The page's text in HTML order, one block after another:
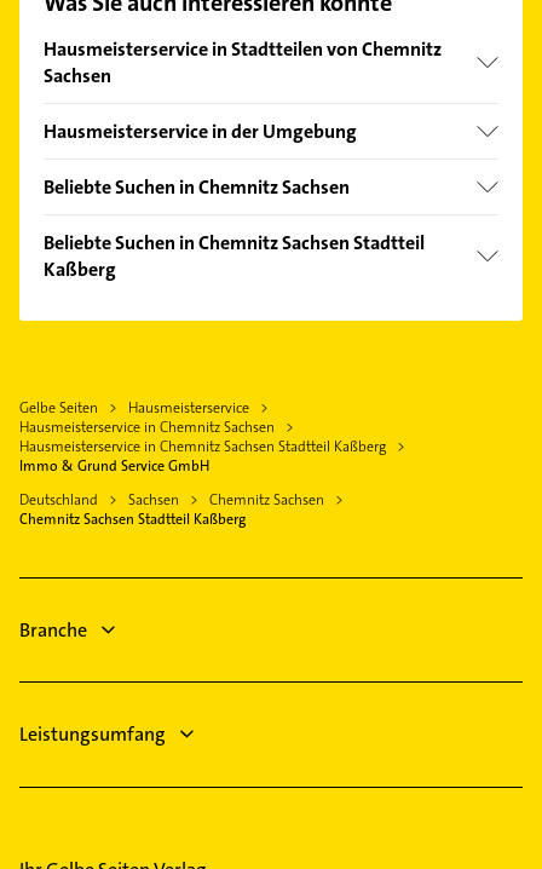
finden Sie alleKontaktdaten.
Hausmeisterservice in Stadtteilen von Chemnitz
Sachsen
Altendorf
Borna-Heinersdorf
Helbersdorf
Lutherviertel
Morgenleite
Siegmar
Sonnenberg
Zentrum
Hausmeisterservice in der Umgebung
Neukirchen /Erzgebirge
Jahnsdorf /Erzgebirge
Limbach-Oberfrohna
Flöha
Oberlungwitz
Beliebte Suchen in Chemnitz Sachsen
Kammerjäger
Immobilien
Putzfrau
Gebäudereinigung
Rechtsanwalt
Physikalische Therapie
Beliebte Suchen in Chemnitz Sachsen Stadtteil
Kaßberg
Physiotherapie
Krankengymnastik
Bauunternehmen
Lüftungsanlagen
Heizungsbauer
Gelbe Seiten
Hausmeisterservice
Hausmeisterservice in Chemnitz Sachsen
Hausmeisterservice in Chemnitz Sachsen Stadtteil Kaßberg
Immo & Grund Service GmbH
Deutschland
Sachsen
Chemnitz Sachsen
Chemnitz Sachsen Stadtteil Kaßberg
Branche
Leistungsumfang